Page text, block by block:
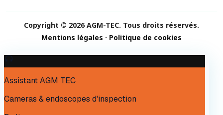
Copyright © 2026 AGM-TEC. Tous droits réservés.
Mentions légales · Politique de cookies